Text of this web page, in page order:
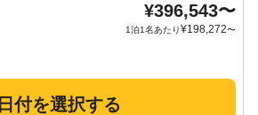
¥396,543〜
1泊1名あたり¥198,272〜
日付を選択する